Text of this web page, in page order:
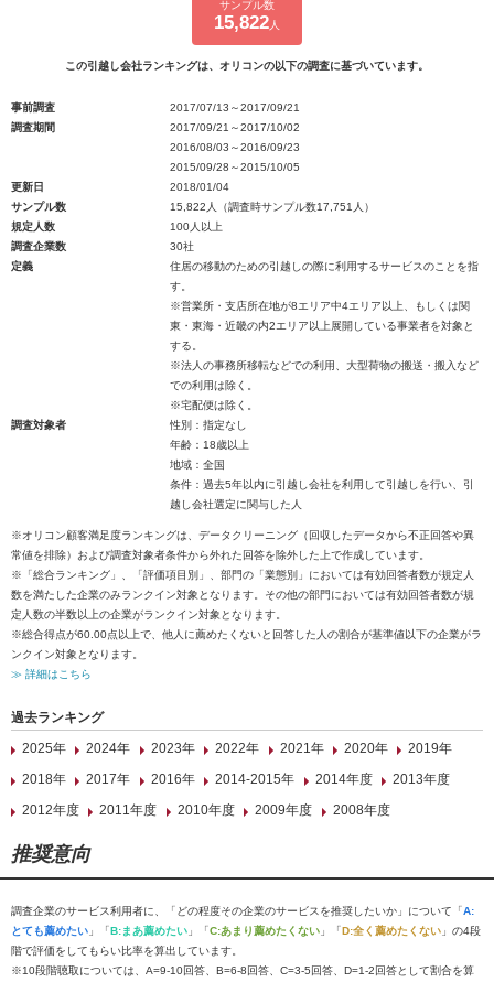
サンプル数
15,822 人
この引越し会社ランキングは、オリコンの以下の調査に基づいています。
事前調査
2017/07/13～2017/09/21
調査期間
2017/09/21～2017/10/02
2016/08/03～2016/09/23
2015/09/28～2015/10/05
更新日
2018/01/04
サンプル数
15,822人（調査時サンプル数17,751人）
規定人数
100人以上
調査企業数
30社
定義
住居の移動のための引越しの際に利用するサービスのことを指
す。
※営業所・支店所在地が8エリア中4エリア以上、もしくは関
東・東海・近畿の内2エリア以上展開している事業者を対象と
する。
※法人の事務所移転などでの利用、大型荷物の搬送・搬入など
での利用は除く。
※宅配便は除く。
調査対象者
性別：指定なし
年齢：18歳以上
地域：全国
条件：過去5年以内に引越し会社を利用して引越しを行い、引
越し会社選定に関与した人
※オリコン顧客満足度ランキングは、データクリーニング（回収したデータから不正回答や異
常値を排除）および調査対象者条件から外れた回答を除外した上で作成しています。
※「総合ランキング」、「評価項目別」、部門の「業態別」においては有効回答者数が規定人
数を満たした企業のみランクイン対象となります。その他の部門においては有効回答者数が規
定人数の半数以上の企業がランクイン対象となります。
※総合得点が60.00点以上で、他人に薦めたくないと回答した人の割合が基準値以下の企業がラ
ンクイン対象となります。
≫ 詳細はこちら
過去ランキング
2025年
2024年 2023年 2022年 2021年 2020年
2019年
2018年
2017年 2016年 2014-2015年 2014年度
2013年度
2012年度
2011年度 2010年度 2009年度 2008年度
推奨意向
調査企業のサービス利用者に、「どの程度その企業のサービスを推奨したいか」について「A:
とても薦めたい 」「B:まあ薦めたい 」「C:あまり薦めたくない 」「D:全く薦めたくない 」の4段
階で評価をしてもらい比率を算出しています。
※10段階聴取については、A=9-10回答、B=6-8回答、C=3-5回答、D=1-2回答として割合を算